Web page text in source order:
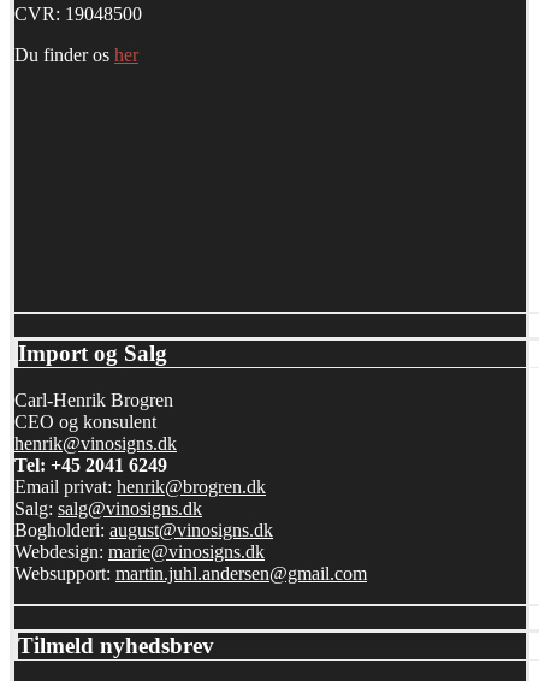
CVR: 19048500
Du finder os her
Import og Salg
Carl-Henrik Brogren
CEO og konsulent
henrik@vinosigns.dk
Tel: +45 2041 6249
Email privat: henrik@brogren.dk
Salg: salg@vinosigns.dk
Bogholderi: august@vinosigns.dk
Webdesign: marie@vinosigns.dk
Websupport: martin.juhl.andersen@gmail.com
Tilmeld nyhedsbrev